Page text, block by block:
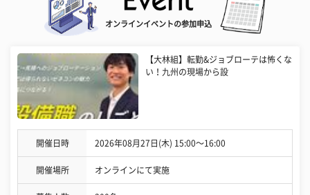
オンラインイベントの参加申込
【大林組】転勤&ジョブローテは怖くな
い！九州の現場から設
開催日時 2026年08月27日(木) 15:00〜16:00
開催場所 オンラインにて実施